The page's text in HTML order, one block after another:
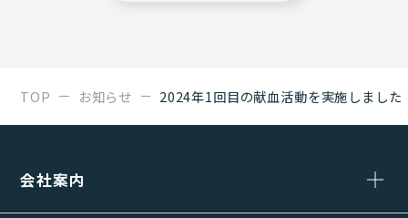
TOP お知らせ 2024年1回目の献血活動を実施しました
会社案内